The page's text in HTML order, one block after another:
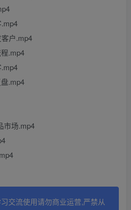
户.mp4
.mp4
.mp4
市场.mp4
交流使用请勿商业运营,严禁从